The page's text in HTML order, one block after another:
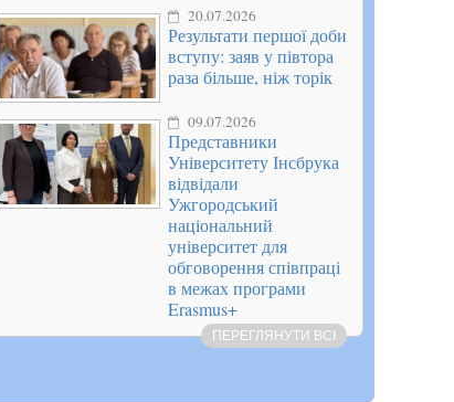
20.07.2026
Результати першої доби
вступу: заяв у півтора
раза більше, ніж торік
09.07.2026
Представники
Університету Інсбрука
відвідали
Ужгородський
національний
університет для
обговорення співпраці
в межах програми
Erasmus+
ПЕРЕГЛЯНУТИ ВСІ